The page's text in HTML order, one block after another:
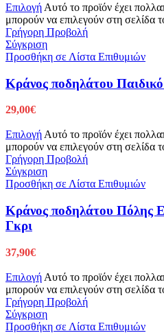
Επιλογή Αυτό το προϊόν έχει
μπορούν να επιλεγούν στη σελίδα
Γρήγορη Προβολή
Σύγκριση
Προσθήκη σε Λίστα Επιθυμιών
Κράνος ποδηλάτου
29,00€
Επιλογή Αυτό το προϊόν έχει
μπορούν να επιλεγούν στη σελίδα
Γρήγορη Προβολή
Σύγκριση
Προσθήκη σε Λίστα Επιθυμιών
Κράνος ποδηλάτου
Γκρι
37,90€
Επιλογή Αυτό το προϊόν έχει
μπορούν να επιλεγούν στη σελίδα
Γρήγορη Προβολή
Σύγκριση
Προσθήκη σε Λίστα Επιθυμιών